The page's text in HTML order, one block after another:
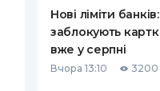
Нові ліміти
заблокують
вже у серпні
Вчора 13:10 3200